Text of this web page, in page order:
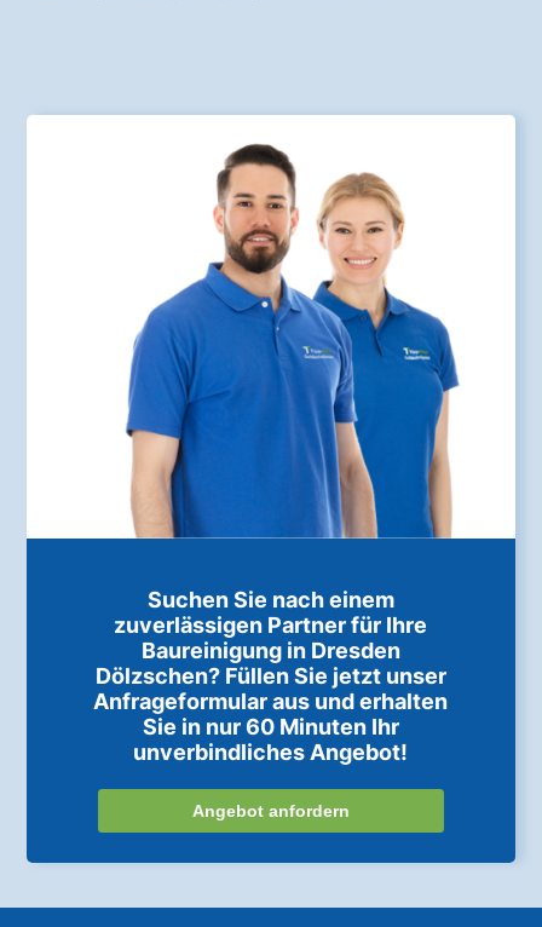
Suchen Sie nach einem
zuverlässigen Partner für Ihre
Baureinigung in Dresden
Dölzschen? Füllen Sie jetzt unser
Anfrageformular aus und erhalten
Sie in nur 60 Minuten Ihr
unverbindliches Angebot!
Angebot anfordern